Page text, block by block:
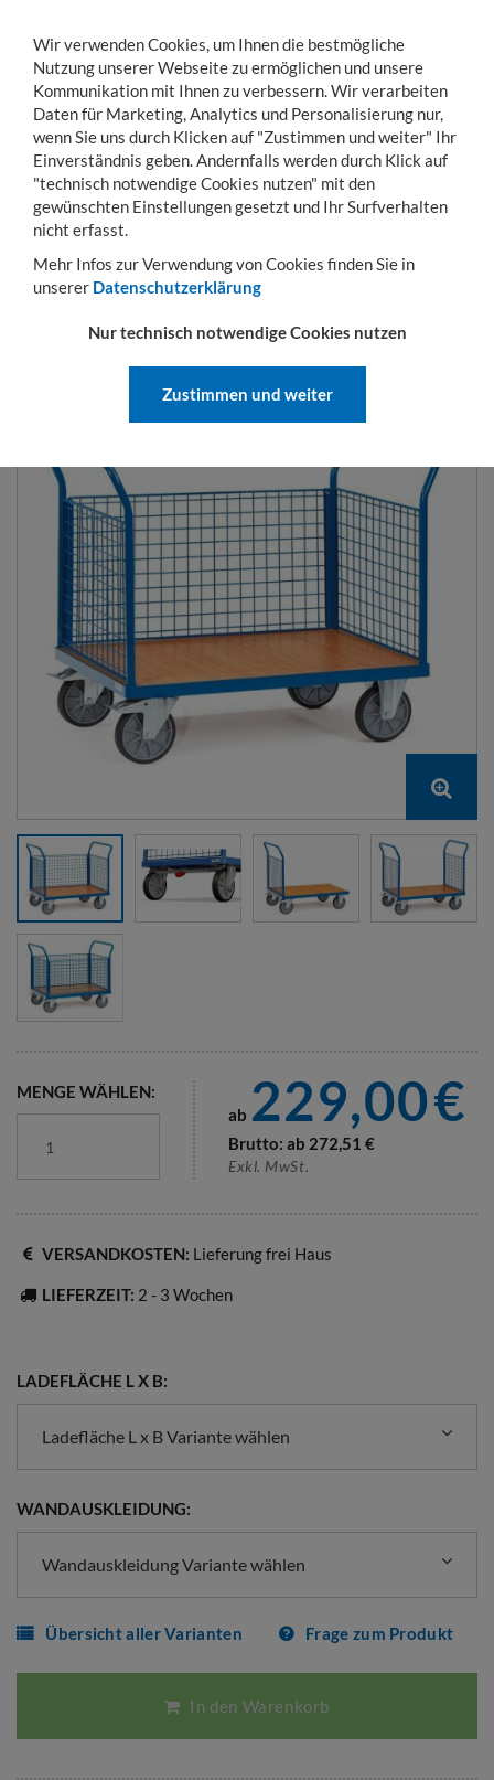
Toggle
navigation
MENÜ KONTO WARENKORB
Sie sind hier: Transportwagen Plattformwagen
STIRNWANDWAGEN MIT
DRAHTGITTERWÄNDEN
MENGE WÄHLEN:
ab 229,00€
Brutto: ab 272,51 €
Exkl. MwSt.
VERSANDKOSTEN: Lieferung frei Haus
LIEFERZEIT: 2 - 3 Wochen
LADEFLÄCHE L X B:
Ladefläche L x B Variante wählen
WANDAUSKLEIDUNG:
Wandauskleidung Variante wählen
Übersicht aller Varianten Frage zum Produkt
In den Warenkorb
Wir verwenden Cookies, um Ihnen die bestmögliche
Nutzung unserer Webseite zu ermöglichen und unsere
Kommunikation mit Ihnen zu verbessern. Wir verarbeiten
Daten für Marketing, Analytics und Personalisierung nur,
wenn Sie uns durch Klicken auf "Zustimmen und weiter" Ihr
Einverständnis geben. Andernfalls werden durch Klick auf
"technisch notwendige Cookies nutzen" mit den
gewünschten Einstellungen gesetzt und Ihr Surfverhalten
nicht erfasst.
Mehr Infos zur Verwendung von Cookies finden Sie in
unserer Datenschutzerklärung
Nur technisch notwendige Cookies nutzen
Zustimmen und weiter